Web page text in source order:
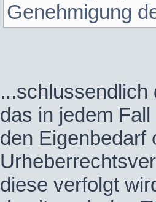
Genehmigung
das in jedem
den Eigenbedarf
diese verfolgt